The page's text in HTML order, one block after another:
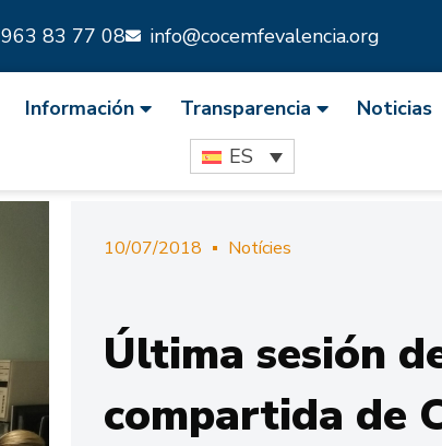
963 83 77 08 info@cocemfevalencia.org
Información Transparencia Noticias
ES
10/07/2018 Notícies
Última sesión
compartida de